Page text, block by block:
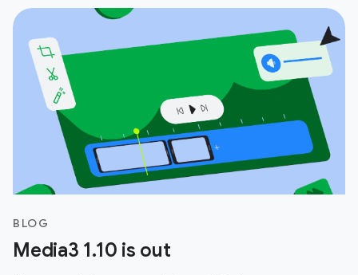
BLOG
Media3 1.10 is out